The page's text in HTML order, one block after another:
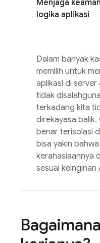
Menjaga
logika aplikasi
Dalam banyak
memilih untuk
aplikasi di server
tidak
terkadang kita
direkayasa balik.
benar terisolasi
bisa yakin
kerahasiaannya
sesuai keinginan